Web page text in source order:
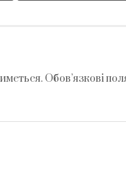
Обов’язкові